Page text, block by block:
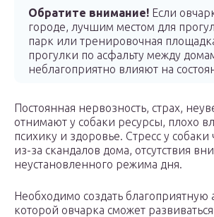
Обратите внимание! Если
городе, лучшим местом для
парк или тренировочная
прогулки по асфальту между
неблагоприятно влияют на
Постоянная нервозность, страх,
отнимают у собаки ресурсы, плохо
психику и здоровье. Стресс у собаки
из-за скандалов дома, отсутствия
неустановленного режима дня.
Необходимо создать благоприятную
которой овчарка сможет развиваться